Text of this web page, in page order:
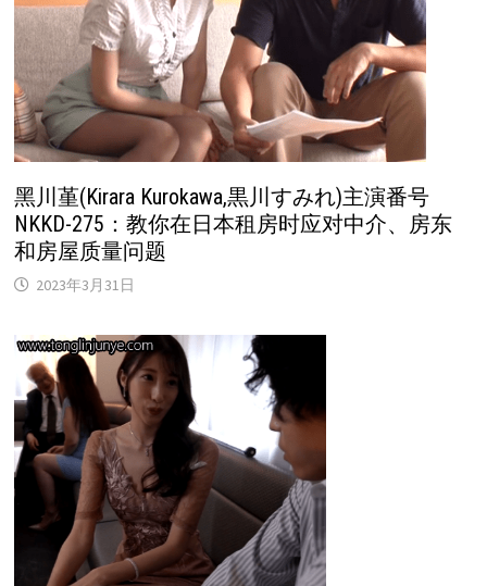
黑川堇(Kirara Kurokawa,黒川すみれ)主演番号
NKKD-275：教你在日本租房时应对中介、房东
和房屋质量问题
2023年3月31日